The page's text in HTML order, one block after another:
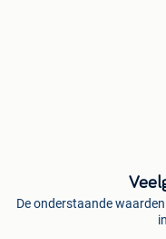
De onderstaande